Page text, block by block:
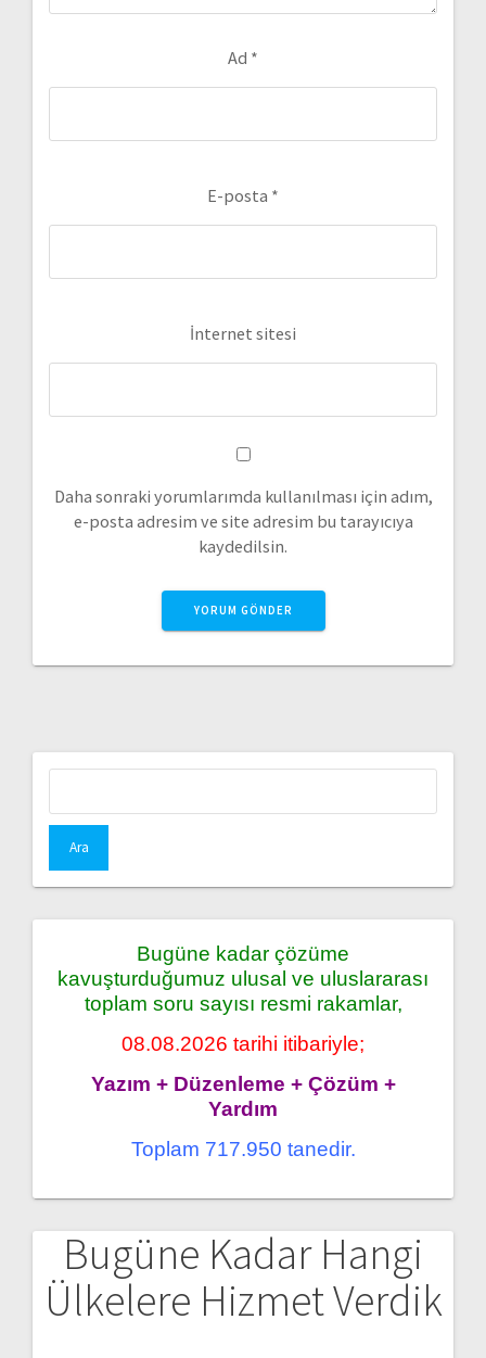
Ad *
E-posta *
İnternet sitesi
Daha sonraki yorumlarımda kullanılması için adım,
e-posta adresim ve site adresim bu tarayıcıya
kaydedilsin.
Bugüne kadar çözüme
kavuşturduğumuz ulusal ve uluslararası
toplam soru sayısı resmi rakamlar,
08.08.2026 tarihi itibariyle;
Yazım + Düzenleme + Çözüm +
Yardım
Toplam 717.950 tanedir.
Bugüne Kadar Hangi
Ülkelere Hizmet Verdik